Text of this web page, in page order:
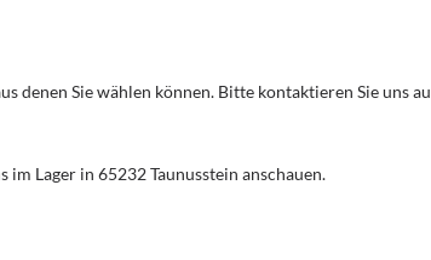
denen Sie wählen können. Bitte kontaktieren Sie
Lager in 65232 Taunusstein anschauen.